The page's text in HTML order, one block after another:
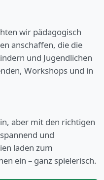
wir pädagogisch
anschaffen, die die
und Jugendlichen
Workshops und in
aber mit den richtigen
und
laden zum
ein – ganz spielerisch.